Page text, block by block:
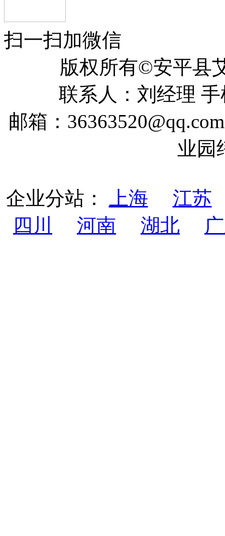
扫一扫加微信
版权所有©安平
联系人：刘经理 手
邮箱：
业园
企业分站： 上海
江苏
四川
河南 湖北